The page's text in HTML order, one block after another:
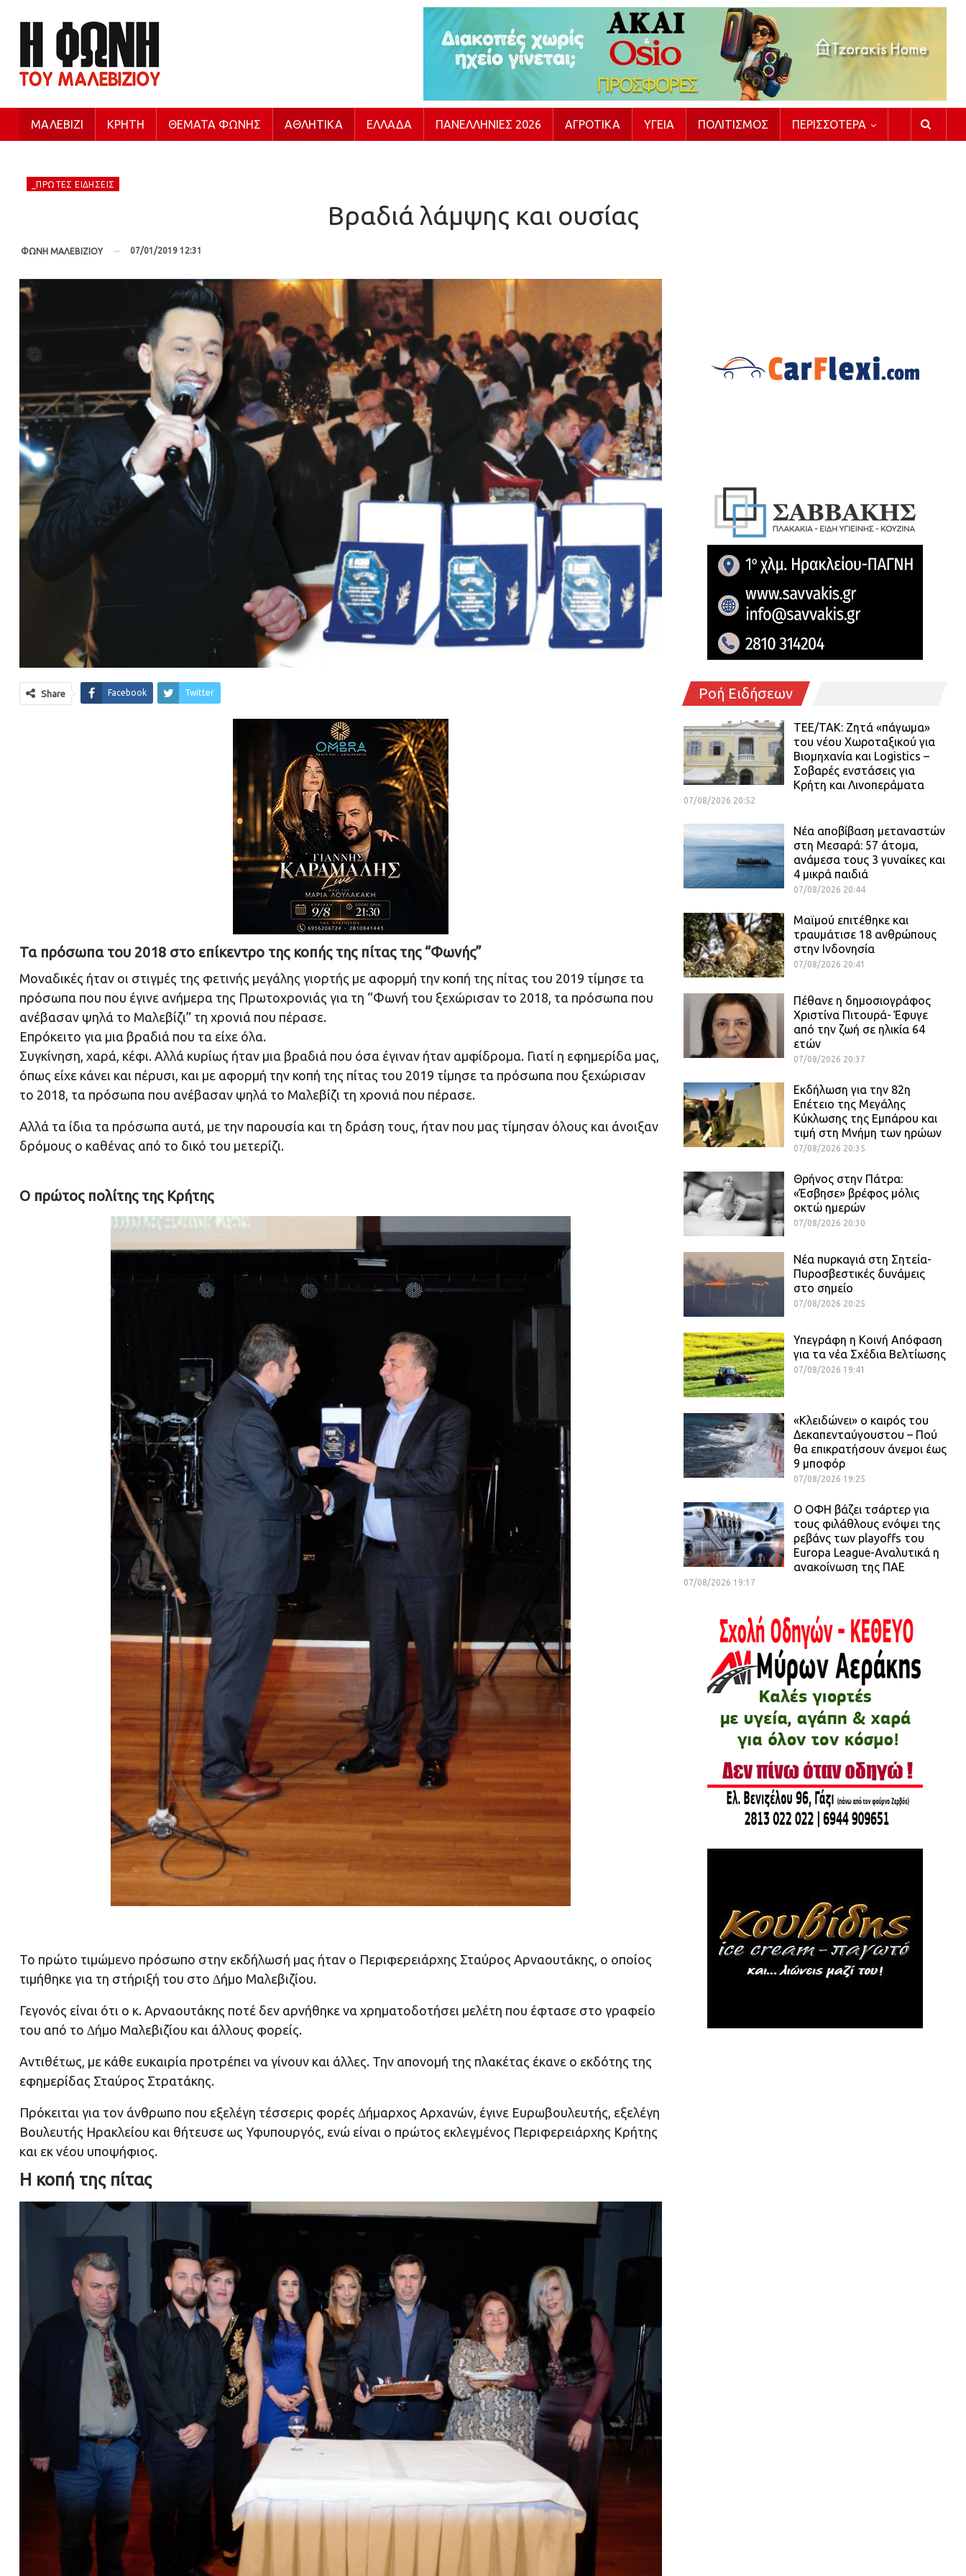
ΜΑΛΕΒΊΖΙ ΚΡΉΤΗ ΘΈΜΑΤΑ ΦΩΝΉΣ ΑΘΛΗΤΙΚΆ ΕΛΛΆΔΑ ΠΑΝΕΛΛΉΝΙΕΣ 2026 ΑΓΡΟΤΙΚΆ ΥΓΕΊΑ ΠΟΛΙΤΙΣΜΌΣ ΠΕΡΙΣΣΌΤΕΡΑ
_ΠΡΏΤΕΣ ΕΙΔΉΣΕΙΣ
Βραδιά λάμψης και ουσίας
ΦΩΝΗ ΜΑΛΕΒΙΖΙΟΥ 07/01/2019 12:31
Share Facebook Twitter
Τα πρόσωπα του 2018 στο επίκεντρο της κοπής της πίτας της “Φωνής”
Μοναδικές ήταν οι στιγμές της φετινής μεγάλης γιορτής με αφορμή την κοπή της πίτας του 2019 τίμησε τα
πρόσωπα που που έγινε ανήμερα της Πρωτοχρονιάς για τη “Φωνή του ξεχώρισαν το 2018, τα πρόσωπα που
ανέβασαν ψηλά το Μαλεβίζι” τη χρονιά που πέρασε.
Επρόκειτο για μια βραδιά που τα είχε όλα.
Συγκίνηση, χαρά, κέφι. Αλλά κυρίως ήταν μια βραδιά που όσα έγιναν ήταν αμφίδρομα. Γιατί η εφημερίδα μας,
όπως είχε κάνει και πέρυσι, και με αφορμή την κοπή της πίτας του 2019 τίμησε τα πρόσωπα που ξεχώρισαν
το 2018, τα πρόσωπα που ανέβασαν ψηλά το Μαλεβίζι τη χρονιά που πέρασε.
Αλλά τα ίδια τα πρόσωπα αυτά, με την παρουσία και τη δράση τους, ήταν που μας τίμησαν όλους και άνοιξαν
δρόμους ο καθένας από το δικό του μετερίζι.
Ο πρώτος πολίτης της Κρήτης
To πρώτο τιμώμενο πρόσωπο στην εκδήλωσή μας ήταν ο Περιφερειάρχης Σταύρος Αρναουτάκης, ο οποίος
τιμήθηκε για τη στήριξή του στο ∆ήμο Μαλεβιζίου.
Γεγονός είναι ότι ο κ. Αρναουτάκης ποτέ δεν αρνήθηκε να χρηματοδοτήσει μελέτη που έφτασε στο γραφείο
του από το ∆ήμο Μαλεβιζίου και άλλους φορείς.
Αντιθέτως, με κάθε ευκαιρία προτρέπει να γίνουν και άλλες. Την απονομή της πλακέτας έκανε ο εκδότης της
εφημερίδας Σταύρος Στρατάκης.
Πρόκειται για τον άνθρωπο που εξελέγη τέσσερις φορές ∆ήμαρχος Αρχανών, έγινε Ευρωβουλευτής, εξελέγη
Βουλευτής Ηρακλείου και θήτευσε ως Υφυπουργός, ενώ είναι ο πρώτος εκλεγμένος Περιφερειάρχης Κρήτης
και εκ νέου υποψήφιος.
Η κοπή της πίτας
Ροή Ειδήσεων
ΤΕΕ/ΤΑΚ: Ζητά «πάγωμα»
του νέου Χωροταξικού για
Βιομηχανία και Logistics –
Σοβαρές ενστάσεις για
Κρήτη και Λινοπεράματα
07/08/2026 20:52
Νέα αποβίβαση μεταναστών
στη Μεσαρά: 57 άτομα,
ανάμεσα τους 3 γυναίκες και
4 μικρά παιδιά
07/08/2026 20:44
Μαϊμού επιτέθηκε και
τραυμάτισε 18 ανθρώπους
στην Ινδονησία
07/08/2026 20:41
Πέθανε η δημοσιογράφος
Χριστίνα Πιτουρά- Έφυγε
από την ζωή σε ηλικία 64
ετών
07/08/2026 20:37
Εκδήλωση για την 82η
Επέτειο της Μεγάλης
Κύκλωσης της Εμπάρου και
τιμή στη Μνήμη των ηρώων
07/08/2026 20:35
Θρήνος στην Πάτρα:
«Έσβησε» βρέφος μόλις
οκτώ ημερών
07/08/2026 20:30
Νέα πυρκαγιά στη Σητεία-
Πυροσβεστικές δυνάμεις
στο σημείο
07/08/2026 20:25
Υπεγράφη η Κοινή Απόφαση
για τα νέα Σχέδια Βελτίωσης
07/08/2026 19:41
«Κλειδώνει» ο καιρός του
Δεκαπενταύγουστου – Πού
θα επικρατήσουν άνεμοι έως
9 μποφόρ
07/08/2026 19:25
Ο ΟΦΗ βάζει τσάρτερ για
τους φιλάθλους ενόψει της
ρεβάνς των playoffs του
Europa League-Αναλυτικά η
ανακοίνωση της ΠΑΕ
07/08/2026 19:17